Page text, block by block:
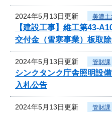
2024年5月13日更新 美濃土
【建設工事】維工第43-
交付金（雪寒事業）板取
2024年5月13日更新 管財課
シンクタンク庁舎照明設
入札公告
2024年5月13日更新 管財課